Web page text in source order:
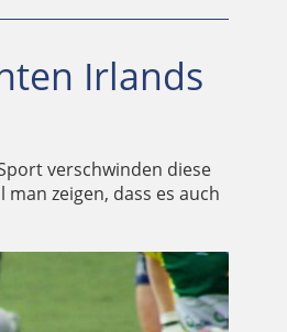
Irlands
verschwinden diese
zeigen, dass es auch